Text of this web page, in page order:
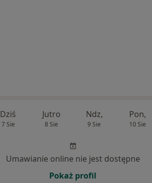
Dziś
7 Sie
Jutro
8 Sie
Ndz,
9 Sie
Pon,
10 Sie
Umawianie online nie jest dostępne
Pokaż profil